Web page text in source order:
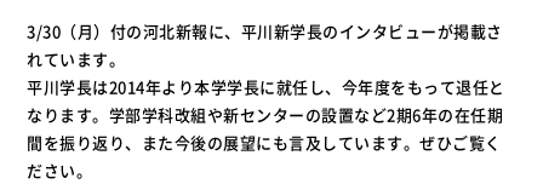
学
3/30（月）付の河北新報に、平川新学長のインタビューが掲載さ
れています。
平川学長は2014年より本学学長に就任し、今年度をもって退任と
なります。学部学科改組や新センターの設置など2期6年の在任期
間を振り返り、また今後の展望にも言及しています。ぜひご覧く
ださい。